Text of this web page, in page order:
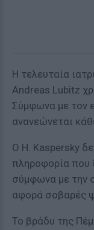
Η τελευταία
Andreas Lubitz
Σύμφωνα με τον
ανανεώνεται
Ο H. Kaspersky
πληροφορία που
σύμφωνα με την
αφορά σοβαρές
Το βράδυ της